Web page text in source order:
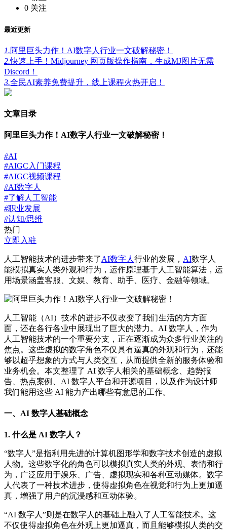
0 关注
最近更新
1.阿里巨头力作！AI数字人行业一文破解秘密！
2.快速上手！Midjourney 网页版操作指南，生成MJ图片无需
Discord！
3.全民AI素养免费提升，线上课程火热开启！
文章目录
阿里巨头力作！AI数字人行业一文破解秘密！
#AI
#AIGC入门课程
#AIGC视频课程
#AI数字人
#了解人工智能
#职业发展
#认知/思维
热门
立即入驻
人工智能技术的进步带来了AI数字人 行业的发展， AI数字人
能模拟真实人类外观和行为，运作原理基于人工智能算法，运
用场景涵盖客服、文娱、教育、助手、医疗、金融等领域。
人工智能（AI）技术的进步不仅改变了我们生活的方方面
面，还在各行各业中展现出了巨大的潜力。AI 数字人，作为
人工智能技术的一个重要分支，正在逐渐成为众多行业关注的
焦点。这些虚拟的数字角色不仅具有逼真的外观和行为，还能
够以超乎想象的方式与人类交互，从而提供全新的服务体验和
业务机会。本文整理了 AI 数字人相关的基础概念、趋势报
告、热点案例、AI 数字人平台和开源项目，以及作为设计师
我们能用这些 AI 能力产出哪些有意思的工作。
一、AI 数字人基础概念
1. 什么是 AI 数字人？
“数字人”是指利用先进的计算机图形学和数字技术创造的虚拟
人物。这些数字化的角色可以模拟真实人类的外观、表情和行
为，广泛应用于娱乐、广告、虚拟现实和各种互动媒体。数字
人代表了一种技术进步，使得虚拟角色在视觉和行为上更加逼
真，增强了用户的沉浸感和互动体验。
“AI 数字人”则是在数字人的基础上融入了人工智能技术。这
不仅使得虚拟角色在外观上更加逼真，而且能够模拟人类的交